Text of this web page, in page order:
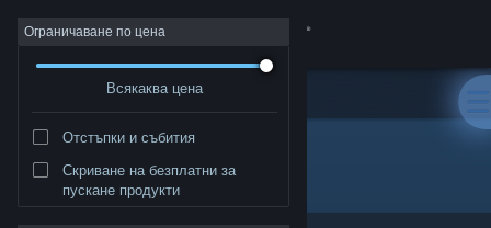
Вписване
Относно
Ограничаване по цена
Всякаква цена
Отстъпки и събития
Скриване на безплатни за
пускане продукти
Разработчик: Vertical Reach